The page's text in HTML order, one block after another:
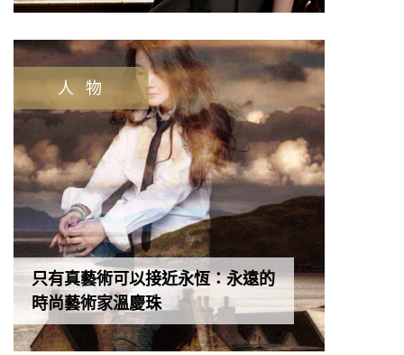
人 物
只有真藝術可以接近永恆：永遠的
時尚藝術家溫慶珠